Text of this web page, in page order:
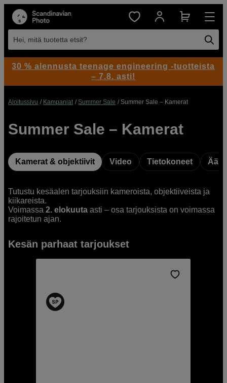
Hei, mitä tuotetta etsit?
Aloitussivu Kampanjat Summer Sale Summer Sale – Kamerat
Summer Sale – Kamerat
Kamerat & objektiivit Video Tietokoneet Ääni
Tutustu kesäalen tarjouksiin kameroista, objektiiveista ja
kiikareista.
Voimassa2. elokuuta asti – osa tarjouksista on voimassa
rajoitetun ajan.
Kesän parhaat tarjoukset
30 % alennusta teenage engineering -tuotteista
– 7.8. asti!